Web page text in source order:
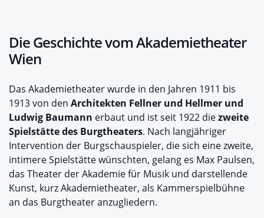
Die Geschichte vom Akademietheater
Wien
Das Akademietheater wurde in den Jahren 1911 bis
1913 von den Architekten Fellner und Hellmer und
Ludwig Baumann erbaut und ist seit 1922 diezweite
Spielstätte des Burgtheaters. Nach langjähriger
Intervention der Burgschauspieler, die sich eine zweite,
intimere Spielstätte wünschten, gelang es Max Paulsen,
das Theater der Akademie für Musik und darstellende
Kunst, kurz Akademietheater, als Kammerspielbühne
an das Burgtheater anzugliedern.